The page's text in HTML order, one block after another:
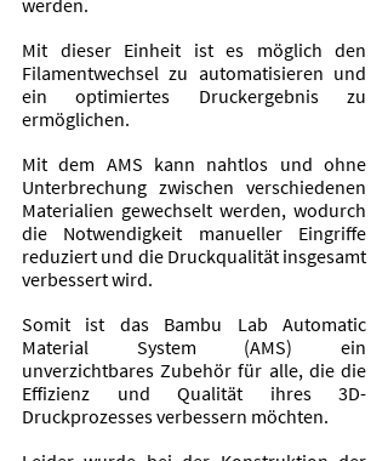
Mit dieser Einheit ist es möglich den
Filamentwechsel zu automatisieren und
ein optimiertes Druckergebnis zu
ermöglichen.
Mit dem AMS kann nahtlos und ohne
Unterbrechung zwischen verschiedenen
Materialien gewechselt werden, wodurch
die Notwendigkeit manueller Eingriffe
reduziert und die Druckqualität insgesamt
verbessert wird.
Somit ist das Bambu Lab Automatic
Material System (AMS) ein
unverzichtbares Zubehör für alle, die die
Effizienz und Qualität ihres 3D-
Druckprozesses verbessern möchten.